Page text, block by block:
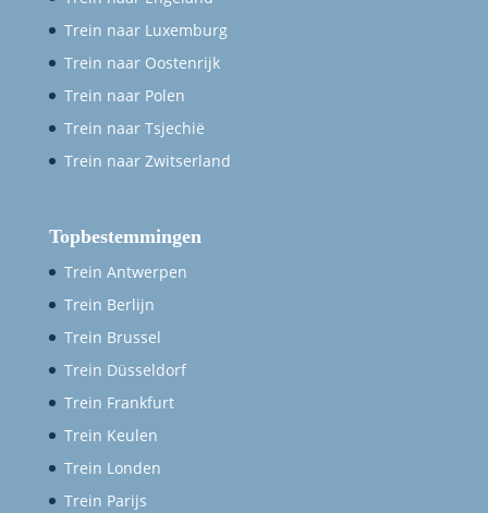
Trein naar Luxemburg
Trein naar Oostenrijk
Trein naar Polen
Trein naar Tsjechië
Trein naar Zwitserland
Topbestemmingen
Trein Antwerpen
Trein Berlijn
Trein Brussel
Trein Düsseldorf
Trein Frankfurt
Trein Keulen
Trein Londen
Trein Parijs